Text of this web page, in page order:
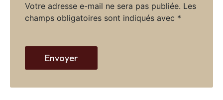
Votre adresse e-mail ne sera pas publiée. Les
champs obligatoires sont indiqués avec *
*
e
w
b
Envoyer